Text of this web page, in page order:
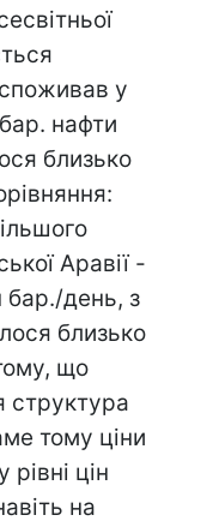
у
нафти
близько
Аравії -
бар./день, з
близько
що
структура
тому ціни
цін
на